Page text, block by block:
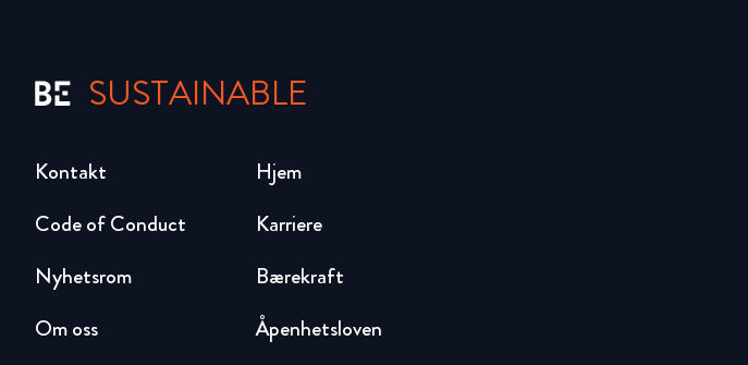
SUSTAINABLE
Hjem
Karriere
Bærekraft
Åpenhetsloven
Code of Conduct
Nyhetsrom
Om oss
Kontakt